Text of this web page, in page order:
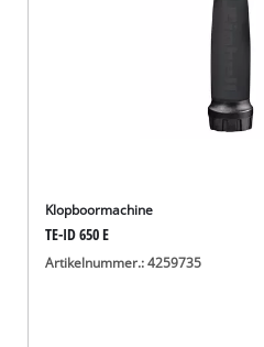
Klopboormachine
TE-ID 650 E
Artikelnummer.: 4259735